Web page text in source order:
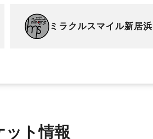
ミラクルスマイル新居浜
ット情報